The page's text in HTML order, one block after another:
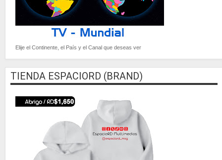
Elije el Continente, el País y el Canal que deseas ver
TIENDA ESPACIORD (BRAND)